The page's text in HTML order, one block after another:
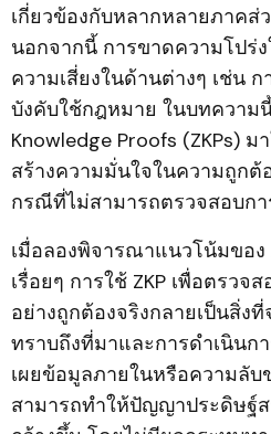
เกี่ยวข้องกับหลากหลายภาค
นอกจากนี้ การขาดความโปร่ง
ความเสี่ยงในด้านต่างๆ เช่น
บังคับใช้กฎหมาย ในบทความ
Knowledge Proofs (ZKPs) ม
สร้างความมั่นใจในความถูก
กรณีที่ไม่สามารถตรวจสอบก
เมื่อลองพิจารณาแนวโน้มขอ
เรื่อยๆ การใช้ ZKP เพื่อตรวจ
อย่างถูกต้องจริงกลายเป็นสิ่งที่
ทราบถึงที่มาและการดำเนินก
เผยข้อมูลภายในหรือความลับ
สามารถทำให้ปัญญาประดิษฐ์ส